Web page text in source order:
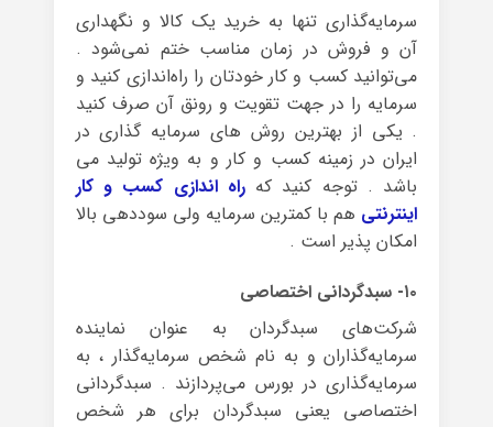
سرمایه‌گذاری تنها به خرید یک کالا و نگهداری
آن و فروش در زمان مناسب ختم نمی‌شود .
می‌توانید کسب و کار خودتان را راه‌اندازی کنید و
سرمایه‌ را در جهت تقویت و رونق آن صرف کنید
. یکی از بهترین روش های سرمایه گذاری در
ایران در زمینه کسب و کار و به ویژه تولید می
باشد . توجه کنید کهراه اندازی کسب و کار
اینترنتی هم با کمترین سرمایه ولی سوددهی بالا
امکان پذیر است .
۱۰- سبدگردانی اختصاصی
شرکت‌های سبدگردان به عنوان نماینده
سرمایه‌گذاران و به نام شخص سرمایه‌گذار ، به
سرمایه‌گذاری در بورس می‌پردازند . سبدگردانی
اختصاصی یعنی سبدگردان برای هر شخص